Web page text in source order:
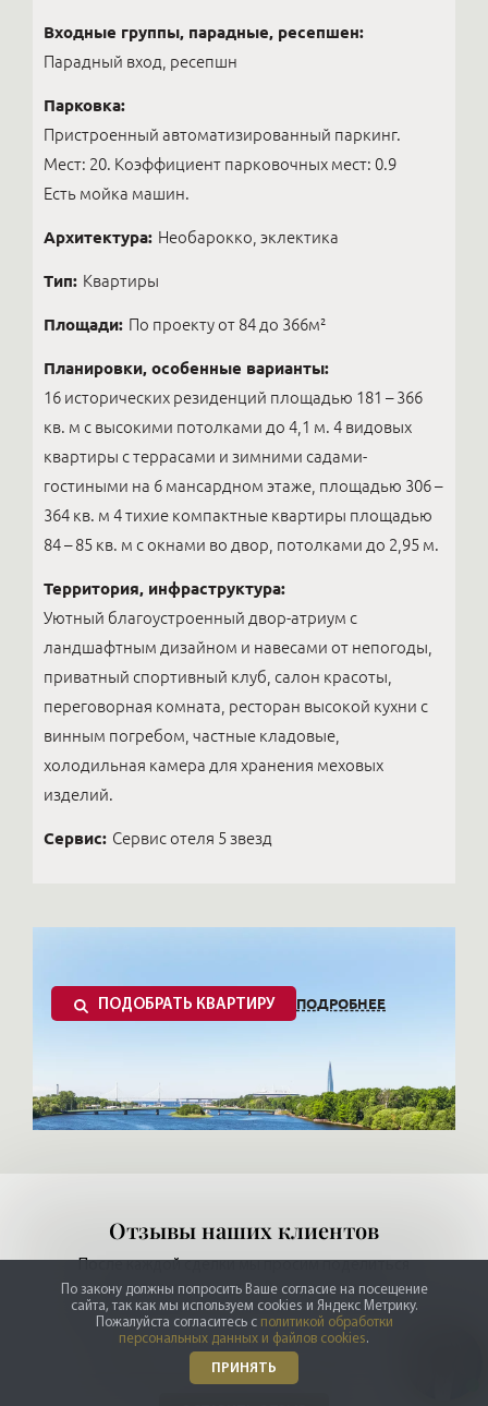
Входные группы, парадные, ресепшен:
Парадный вход, ресепшн
Парковка:
Пристроенный автоматизированный паркинг.
Мест: 20. Коэффициент парковочных мест: 0.9
Есть мойка машин.
Архитектура: Необарокко, эклектика
Тип: Квартиры
Площади: По проекту от 84 до 366м²
Планировки, особенные варианты:
16 исторических резиденций площадью 181 – 366
кв. м с высокими потолками до 4,1 м. 4 видовых
квартиры с террасами и зимними садами-
гостиными на 6 мансардном этаже, площадью 306 –
364 кв. м 4 тихие компактные квартиры площадью
84 – 85 кв. м с окнами во двор, потолками до 2,95 м.
Территория, инфраструктура:
Уютный благоустроенный двор-атриум с
ландшафтным дизайном и навесами от непогоды,
приватный спортивный клуб, салон красоты,
переговорная комната, ресторан высокой кухни с
винным погребом, частные кладовые,
холодильная камера для хранения меховых
изделий.
Сервис: Сервис отеля 5 звезд
ПОДОБРАТЬ КВАРТИРУ ПОДРОБНЕЕ
Отзывы наших клиентов
впечатлениями,если у Вас есть желание
сказать пару слов — Вы можете это сделать!
4.6
По закону должны попросить Ваше согласие на посещение
сайта, так как мы используем cookies и Яндекс Метрику.
Пожалуйста согласитесь с политикой обработки
персональных данных и файлов cookies.
ПРИНЯТЬ